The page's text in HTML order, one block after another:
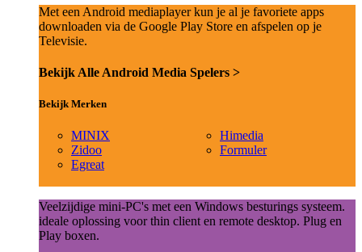
Met een Android mediaplayer kun je al je favoriete apps
downloaden via de Google Play Store en afspelen op je
Televisie.
Bekijk Alle Android Media Spelers >
Bekijk Merken
MINIX
Zidoo
Egreat
Himedia
Formuler
Veelzijdige mini-PC's met een Windows besturings systeem.
ideale oplossing voor thin client en remote desktop. Plug en
Play boxen.